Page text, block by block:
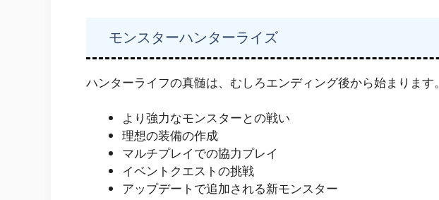
モンスターハンターライズ
ハンターライフの真髄は、むしろエンディング後から始まります。
より強力なモンスターとの戦い
理想の装備の作成
マルチプレイでの協力プレイ
イベントクエストの挑戦
アップデートで追加される新モンスター